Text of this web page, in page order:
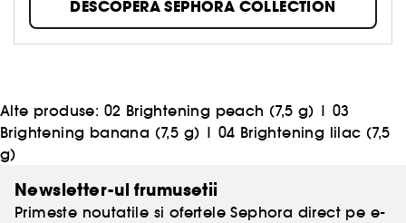
pentru a transforma frumusetea intr-o placere
accesibila tuturor, simpla, distractiva si intotdeauna
in tendinte!
DESCOPERA SEPHORA COLLECTION
Alte produse: 02 Brightening peach (7,5 g) |03
Brightening banana (7,5 g) | 04 Brightening lilac (7,5
g)
Newsletter-ul frumusetii
Primeste noutatile si ofertele Sephora direct pe e-